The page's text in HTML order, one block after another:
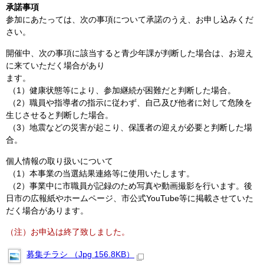
承諾事項
参加にあたっては、次の事項について承諾のうえ、お申し込みくだ
さい。
開催中、次の事項に該当すると青少年課が判断した場合は、お迎え
に来ていただく場合があり
ます。
（1）健康状態等により、参加継続が困難だと判断した場合。
（2）職員や指導者の指示に従わず、自己及び他者に対して危険を
生じさせると判断した場合。
（3）地震などの災害が起こり、保護者の迎えが必要と判断した場
合。
個人情報の取り扱いについて
（1）本事業の当選結果連絡等に使用いたします。
（2）事業中に市職員が記録のため写真や動画撮影を行います。後
日市の広報紙やホームページ、市公式YouTube等に掲載させていた
だく場合があります。
（注）お申込は終了致しました。
募集チラシ （Jpg 156.8KB）